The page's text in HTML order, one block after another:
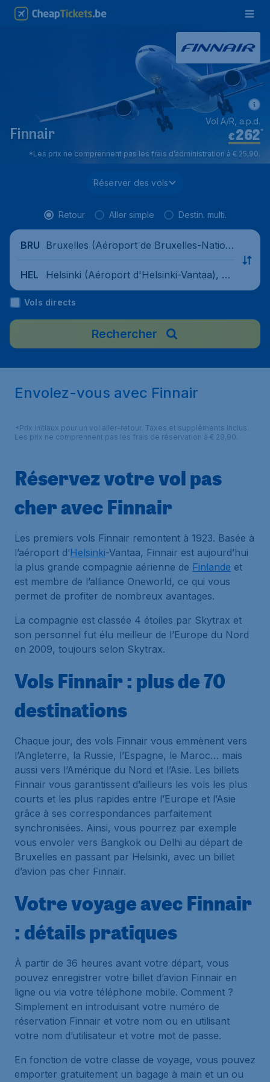
Finnair €262*
Vol A/R, a.p.d.
*Les prix ne comprennent pas les frais d’administration à € 25,90.
Réserver des vols
Retour Aller simple Destin. multi.
BRU Bruxelles (Aéroport de Bruxelles-Nation
HEL
Helsinki (Aéroport d'Helsinki-Vantaa), Fi
nlande
Vols directs
Rechercher
Envolez-vous avec Finnair
*Prix initiaux pour un vol aller-retour. Taxes et suppléments inclus.
Les prix ne comprennent pas les frais de réservation à € 29,90.
Réservez votre vol pas
cher avec Finnair
Les premiers vols Finnair remontent à 1923. Basée à
l’aéroport d’Helsinki-Vantaa, Finnair est aujourd’hui
la plus grande compagnie aérienne de Finlande et
est membre de l’alliance Oneworld, ce qui vous
permet de profiter de nombreux avantages.
La compagnie est classée 4 étoiles par Skytrax et
son personnel fut élu meilleur de l’Europe du Nord
en 2009, toujours selon Skytrax.
Vols Finnair : plus de 70
destinations
Chaque jour, des vols Finnair vous emmènent vers
l’Angleterre, la Russie, l’Espagne, le Maroc… mais
aussi vers l’Amérique du Nord et l’Asie. Les billets
Finnair vous garantissent d’ailleurs les vols les plus
courts et les plus rapides entre l’Europe et l’Asie
grâce à ses correspondances parfaitement
synchronisées. Ainsi, vous pourrez par exemple
vous envoler vers Bangkok ou Delhi au départ de
Bruxelles en passant par Helsinki, avec un billet
d’avion pas cher Finnair.
Votre voyage avec Finnair
: détails pratiques
À partir de 36 heures avant votre départ, vous
pouvez enregistrer votre billet d’avion Finnair en
ligne ou via votre téléphone mobile. Comment ?
Simplement en introduisant votre numéro de
réservation Finnair et votre nom ou en utilisant
votre nom d’utilisateur et votre mot de passe.
En fonction de votre classe de voyage, vous pouvez
emporter gratuitement un bagage à main et un ou